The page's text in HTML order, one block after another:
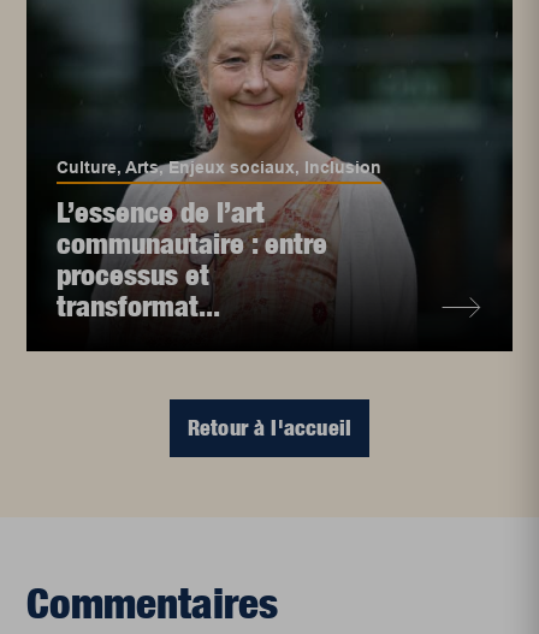
Culture,Arts,Enjeux sociaux, Inclusion
L’essence de l’art
communautaire : entre
processus et
transformat...
Retour à l'accueil
Commentaires